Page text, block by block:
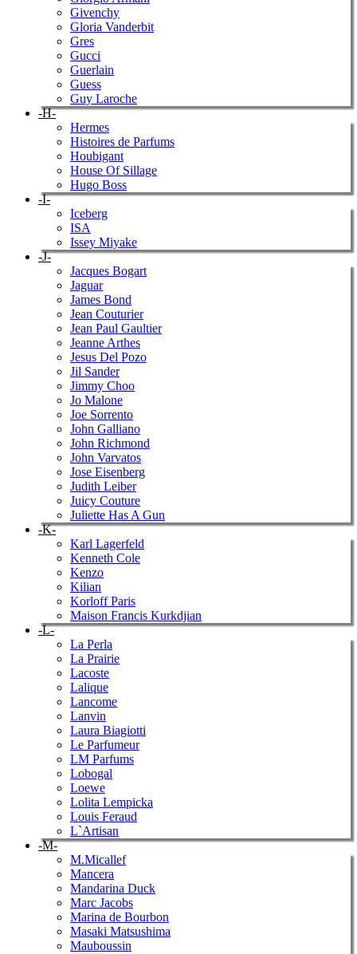
Givenchy
Gloria Vanderbit
Gres
Gucci
Guerlain
Guess
Guy Laroche
-H-
Hermes
Histoires de Parfums
Houbigant
House Of Sillage
Hugo Boss
-I-
Iceberg
ISA
Issey Miyake
-J-
Jacques Bogart
Jaguar
James Bond
Jean Couturier
Jean Paul Gaultier
Jeanne Arthes
Jesus Del Pozo
Jil Sander
Jimmy Choo
Jo Malone
Joe Sorrento
John Galliano
John Richmond
John Varvatos
Jose Eisenberg
Judith Leiber
Juicy Couture
Juliette Has A Gun
-K-
Karl Lagerfeld
Kenneth Cole
Kenzo
Kilian
Korloff Paris
Maison Francis Kurkdjian
-L-
La Perla
La Prairie
Lacoste
Lalique
Lancome
Lanvin
Laura Biagiotti
Le Parfumeur
LM Parfums
Lobogal
Loewe
Lolita Lempicka
Louis Feraud
L`Artisan
-M-
M.Micallef
Mancera
Mandarina Duck
Marc Jacobs
Marina de Bourbon
Masaki Matsushima
Mauboussin